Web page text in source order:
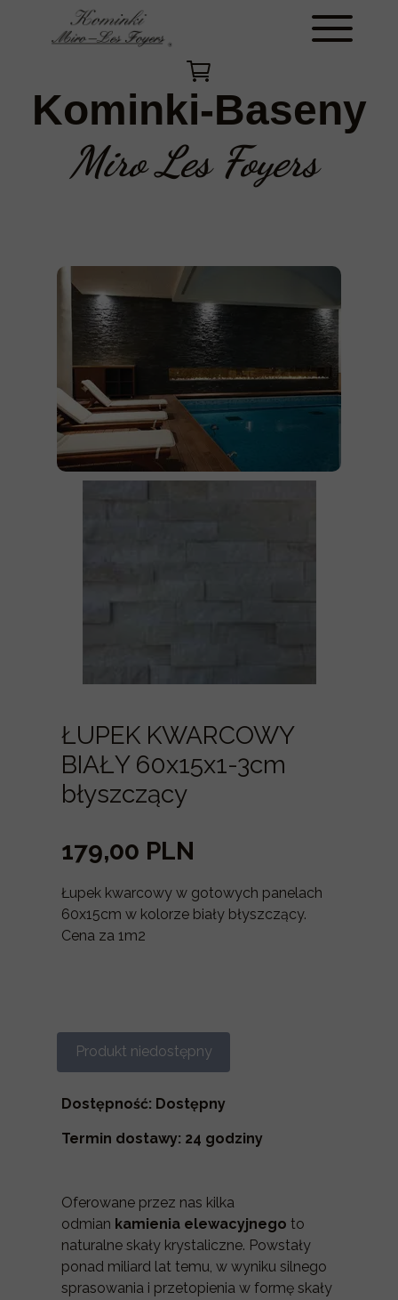
Kominki-Baseny
Miro Les Foyers
Dostępność: Dostępny
Termin dostawy: 24 godziny
Produkt niedostępny
Łupek kwarcowy w gotowych panelach
60x15cm w kolorze biały błyszczący.
Cena za 1m2
179,00 PLN
ŁUPEK KWARCOWY
BIAŁY 60x15x1-3cm
błyszczący
Oferowane przez nas kilka
odmian kamienia elewacyjnego to
naturalne skały krystaliczne. Powstały
ponad miliard lat temu, w wyniku silnego
sprasowania i przetopienia w formę skały